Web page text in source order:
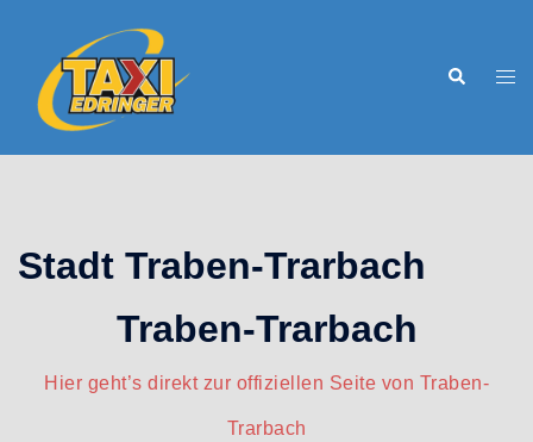
springen
Suche
Stadt Traben-Trarbach
Traben-Trarbach
Hier geht’s direkt zur offiziellen Seite von Traben-
Trarbach